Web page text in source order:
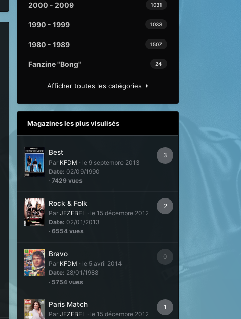
1031
2000 - 2009
1033
1990 - 1999
1507
1980 - 1989
24
Fanzine "Bong"
Afficher toutes les catégories
Magazines les plus visulisés
3
Best
Par KFDM · le 9 septembre 2013
Date: 02/09/1990
·7429 vues
2
Rock & Folk
ParJEZEBEL · le 15 décembre 2012
Date: 02/01/2013
·6554 vues
0
Bravo
Par KFDM · le 5 avril 2014
Date: 28/01/1988
· 5754 vues
1
Paris Match
ParJEZEBEL · le 15 décembre 2012